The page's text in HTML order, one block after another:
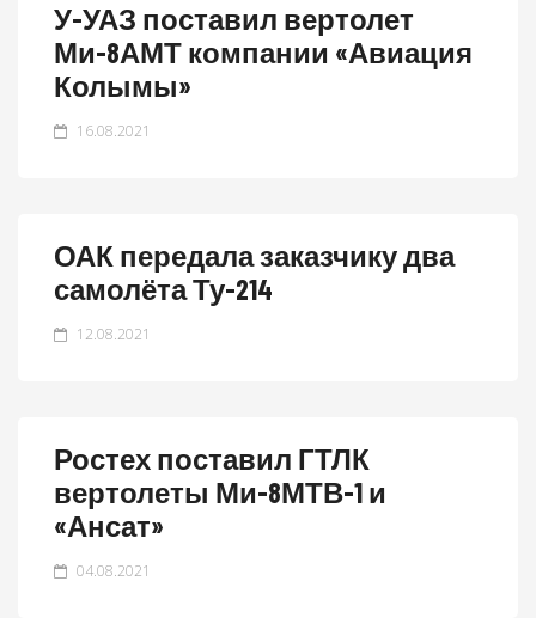
У-УАЗ поставил вертолет
Ми-8АМТ компании «Авиация
Колымы»
16.08.2021
ОАК передала заказчику два
самолёта Ту-214
12.08.2021
Ростех поставил ГТЛК
вертолеты Ми-8МТВ-1 и
«Ансат»
04.08.2021